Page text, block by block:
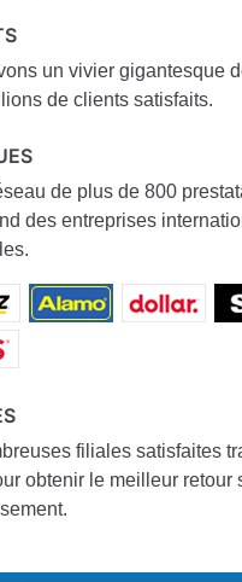
un vivier gigantesque
de clients satisfaits.
de plus de 800
des entreprises
filiales satisfaites
obtenir le meilleur retour